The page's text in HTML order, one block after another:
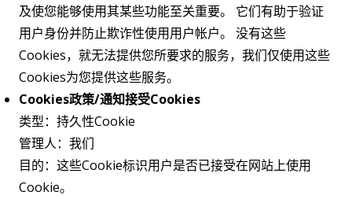
及使您能够使用其某些功能至关重要。 它们有助于验证
用户身份并防止欺诈性使用用户帐户。 没有这些
Cookies，就无法提供您所要求的服务，我们仅使用这些
Cookies为您提供这些服务。
Cookies政策/通知接受Cookies
类型：持久性Cookie
管理人：我们
目的：这些Cookie标识用户是否已接受在网站上使用
Cookie。